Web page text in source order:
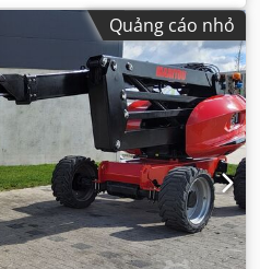
Quảng cáo nhỏ